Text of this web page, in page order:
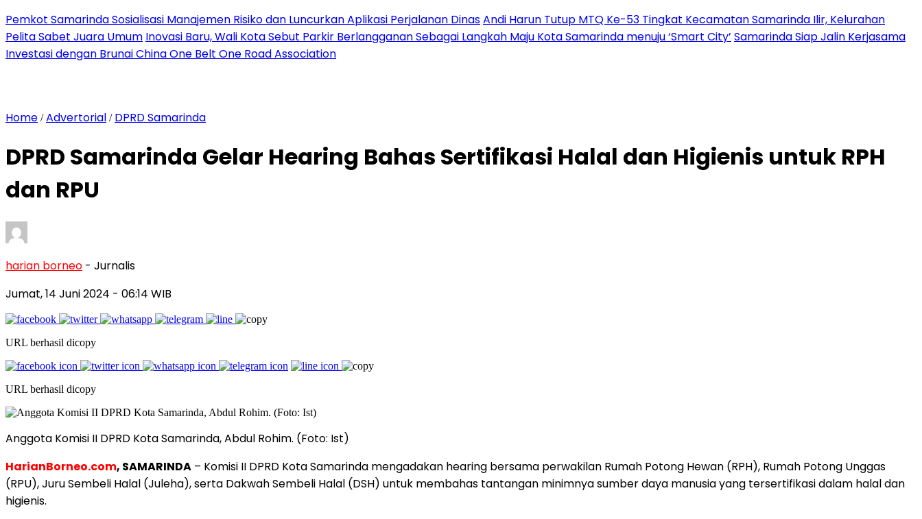
Pemkot Samarinda Sosialisasi Manajemen Risiko dan Luncurkan Aplikasi Perjalanan DinasAndi Harun Tutup MTQ Ke-53 Tingkat Kecamatan Samarinda Ilir, Kelurahan
Pelita Sabet Juara Umum Inovasi Baru, Wali Kota Sebut Parkir Berlangganan Sebagai Langkah Maju Kota Samarinda menuju ‘Smart City’ Samarinda Siap Jalin Kerjasama
Investasi dengan Brunai China One Belt One Road Association
Home /Advertorial / DPRD Samarinda
DPRD Samarinda Gelar Hearing Bahas Sertifikasi Halal dan Higienis untuk RPH
dan RPU
harian borneo - Jurnalis
Jumat, 14 Juni 2024 - 06:14 WIB
URL berhasil dicopy
URL berhasil dicopy
Anggota Komisi II DPRD Kota Samarinda, Abdul Rohim. (Foto: Ist)
HarianBorneo.com, SAMARINDA – Komisi II DPRD Kota Samarinda mengadakan hearing bersama perwakilan Rumah Potong Hewan (RPH), Rumah Potong Unggas
(RPU), Juru Sembeli Halal (Juleha), serta Dakwah Sembeli Halal (DSH) untuk membahas tantangan minimnya sumber daya manusia yang tersertifikasi dalam halal dan
higienis.